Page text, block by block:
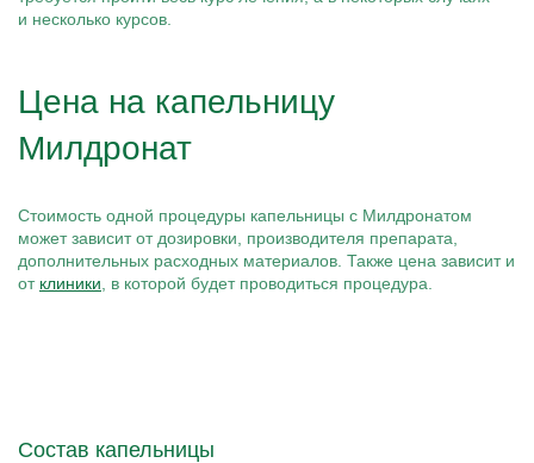
и несколько курсов.
Цена на капельницу
Милдронат
Стоимость одной процедуры капельницы с Милдронатом
может зависит от дозировки, производителя препарата,
дополнительных расходных материалов. Также цена зависит и
от клиники , в которой будет проводиться процедура.
Состав капельницы